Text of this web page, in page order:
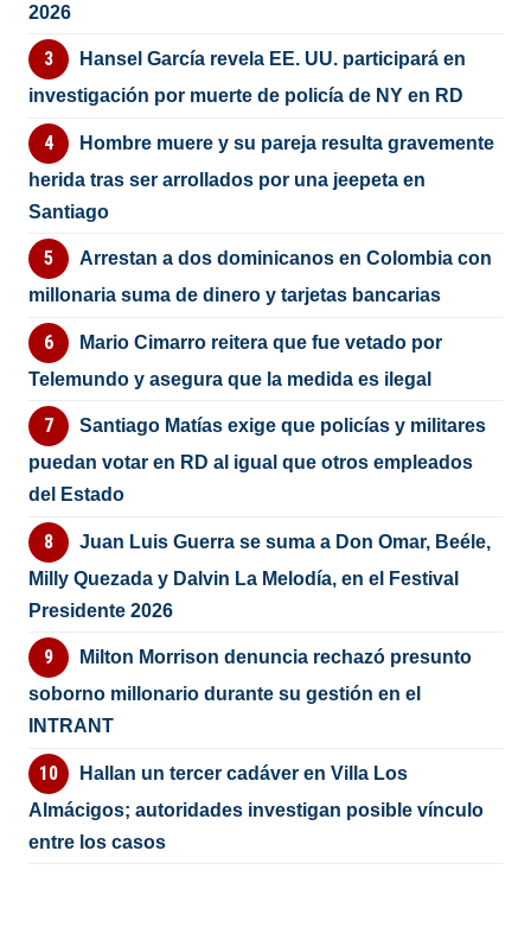
2026
Hansel García revela EE. UU. participará en
investigación por muerte de policía de NY en RD
Hombre muere y su pareja resulta gravemente
herida tras ser arrollados por una jeepeta en
Santiago
Arrestan a dos dominicanos en Colombia con
millonaria suma de dinero y tarjetas bancarias
Mario Cimarro reitera que fue vetado por
Telemundo y asegura que la medida es ilegal
Santiago Matías exige que policías y militares
puedan votar en RD al igual que otros empleados
del Estado
Juan Luis Guerra se suma a Don Omar, Beéle,
Milly Quezada y Dalvin La Melodía, en el Festival
Presidente 2026
Milton Morrison denuncia rechazó presunto
soborno millonario durante su gestión en el
INTRANT
Hallan un tercer cadáver en Villa Los
Almácigos; autoridades investigan posible vínculo
entre los casos